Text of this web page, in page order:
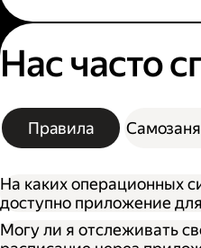
Нас часто
Правила
На каких операционных
доступно приложение
Могу ли я отслеживать